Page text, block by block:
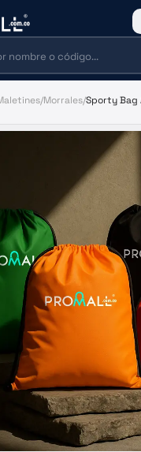
/Morrales/Sporty Bag